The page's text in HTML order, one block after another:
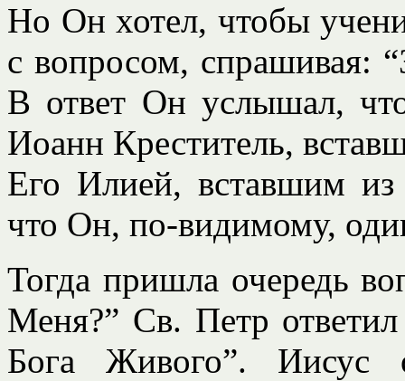
Но Он хотел, чтобы
с вопросом, спрашивая:
В ответ Он услышал,
Иоанн Креститель,
Его Илией, вставшим
что Он, по-видимому,
Тогда пришла очередь
Меня?” Св. Петр
Бога Живого”. Иисус